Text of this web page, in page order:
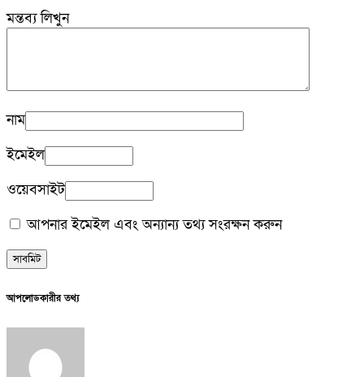
মন্তব্য লিখুন
নাম
ইমেইল
ওয়েবসাইট
আপনার ইমেইল এবং অন্যান্য তথ্য সংরক্ষন করুন
আপলোডকারীর তথ্য